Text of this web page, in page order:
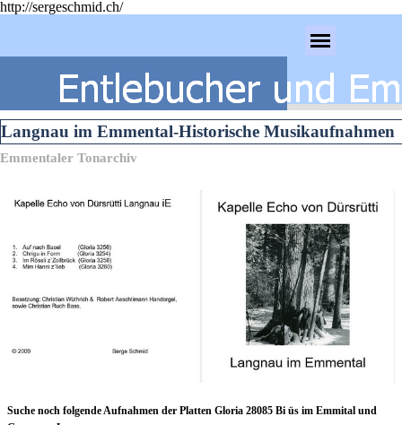
http://sergeschmid.ch/
Langnau im Emmental-Historische Musikaufnahmen
Emmentaler Tonarchiv
Suche noch folgende Aufnahmen der Platten Gloria 28085 Bi üs im Emmital und